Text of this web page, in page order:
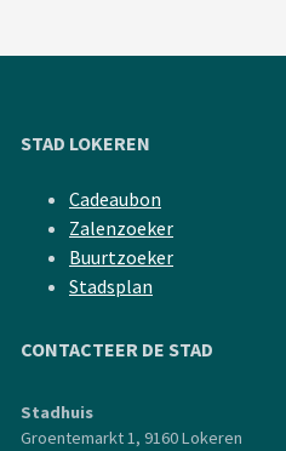
STAD LOKEREN
Cadeaubon
Zalenzoeker
Buurtzoeker
Stadsplan
CONTACTEER DE STAD
Stadhuis
Groentemarkt 1, 9160 Lokeren